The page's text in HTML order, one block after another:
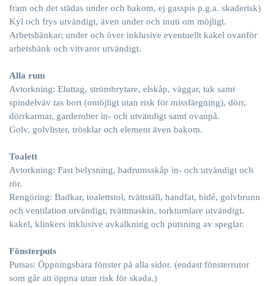
fram och det städas under och bakom, ej gasspis p.g.a. skaderisk)
Kyl och frys utvändigt, även under och inuti om möjligt.
Arbetsbänkar; under och över inklusive eventuellt kakel ovanför
arbetsbänk och vitvaror utvändigt.
Alla rum
Avtorkning: Eluttag, strömbrytare, elskåp, väggar, tak samt
spindelväv tas bort (omöjligt utan risk för missfärgning), dörr,
dörrkarmar, garderober in- och utvändigt samt ovanpå.
Golv, golvlister, trösklar och element även bakom.
Toalett
Avtorkning: Fast belysning, badrumsskåp in- och utvändigt och
rör.
Rengöring: Badkar, toalettstol, tvättställ, handfat, bidé, golvbrunn
och ventilation utvändigt, tvättmaskin, torktumlare utvändigt,
kakel, klinkers inklusive avkalkning och putsning av speglar.
Fönsterputs
Putsas: Öppningsbara fönster på alla sidor. (endast fönsterrutor
som går att öppna utan risk för skada.)